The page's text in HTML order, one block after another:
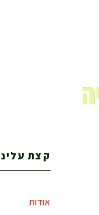
קצת
אודות